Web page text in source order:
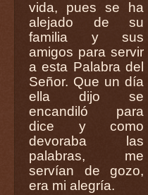
vida, pues se ha
alejado de su
familia y sus
amigos para servir
a esta Palabra del
Señor. Que un día
ella dijo se
encandiló para
dice y como
devoraba las
palabras, me
servían de gozo,
era mi alegría.